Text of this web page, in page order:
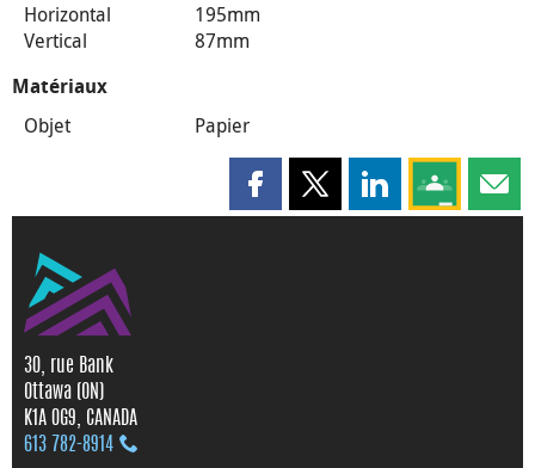
Horizontal
195mm
Vertical
87mm
Matériaux
Objet Papier
Partager cette page sur
Partager cette page sur X
Partager cette
Partagez
30, rue Bank
Ottawa (ON)
K1A 0G9, CANADA
613 782‑8914